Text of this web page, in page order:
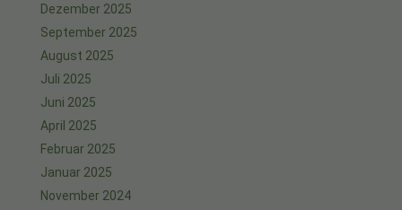
Dezember 2025
September 2025
August 2025
Juli 2025
Juni 2025
April 2025
Februar 2025
Januar 2025
November 2024